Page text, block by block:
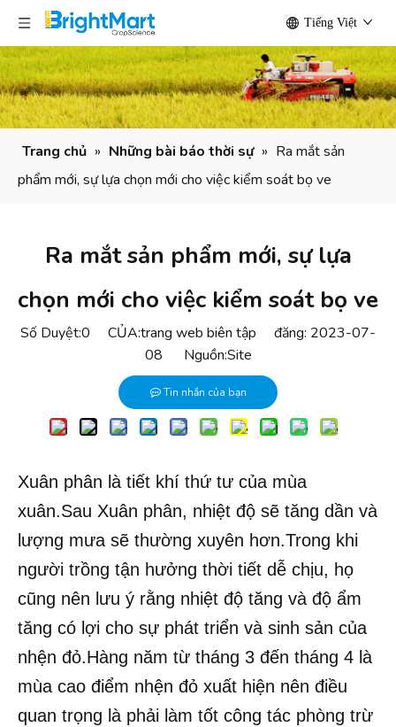
Tiếng Việt
Trang chủ » Những bài báo thời sự » Ra mắt sản
phẩm mới, sự lựa chọn mới cho việc kiểm soát bọ ve
Ra mắt sản phẩm mới, sự lựa
chọn mới cho việc kiểm soát bọ ve
Số Duyệt:0 CỦA:trang web biên tập đăng: 2023-07-
08 Nguồn:Site
Tin nhắn của bạn
Xuân phân là tiết khí thứ tư của mùa
xuân.Sau Xuân phân, nhiệt độ sẽ tăng dần và
lượng mưa sẽ thường xuyên hơn.Trong khi
người trồng tận hưởng thời tiết dễ chịu, họ
cũng nên lưu ý rằng nhiệt độ tăng và độ ẩm
tăng có lợi cho sự phát triển và sinh sản của
nhện đỏ.Hàng năm từ tháng 3 đến tháng 4 là
mùa cao điểm nhện đỏ xuất hiện nên điều
quan trọng là phải làm tốt công tác phòng trừ